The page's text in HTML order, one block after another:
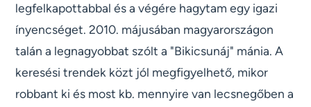
legfelkapottabbal és a végére hagytam egy igazi
ínyencséget. 2010. májusában magyarországon
talán a legnagyobbat szólt a "Bikicsunáj" mánia. A
keresési trendek közt jól megfigyelhető, mikor
robbant ki és most kb. mennyire van lecsnegőben a